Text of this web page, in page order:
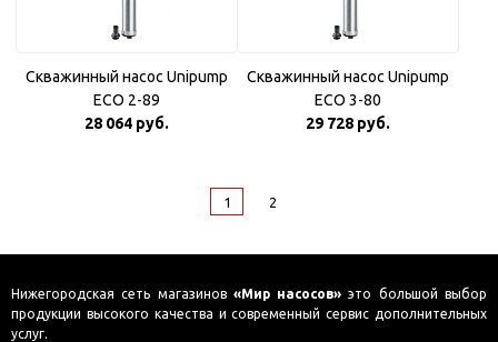
Скважинный насос Unipump
ECO 2-89
28 064 руб.
Скважинный насос Unipump
ECO 3-80
29 728 руб.
1 2
Нижегородская сеть магазинов «Мир насосов» это большой выбор
продукции высокого качества и современный сервис дополнительных
услуг.